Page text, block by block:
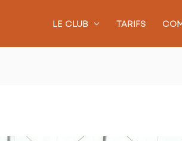
LE CLUB TARIFS